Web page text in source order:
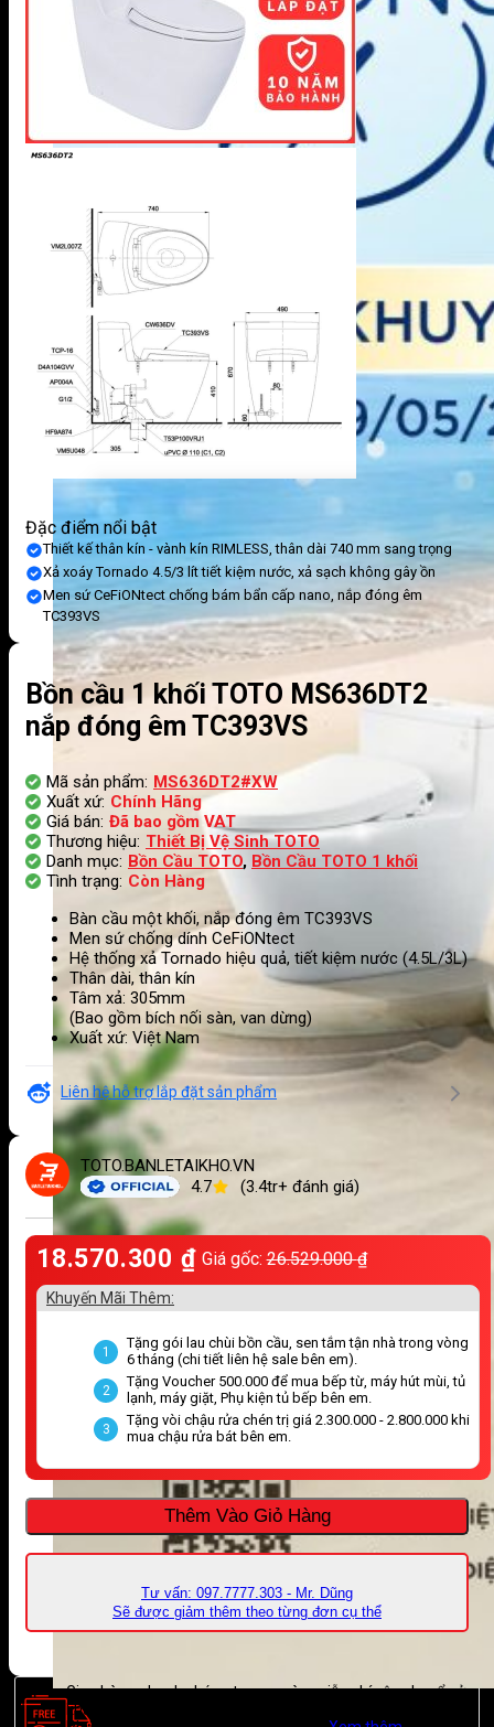
Đặc điểm nổi bật
Thiết kế thân kín - vành kín RIMLESS, thân dài 740 mm sang trọng
Xả xoáy Tornado 4.5/3 lít tiết kiệm nước, xả sạch không gây ồn
Men sứ CeFiONtect chống bám bẩn cấp nano, nắp đóng êm
TC393VS
Bồn cầu 1 khối TOTO MS636DT2
nắp đóng êm TC393VS
Mã sản phẩm: MS636DT2#XW
Xuất xứ: Chính Hãng
Giá bán: Đã bao gồm VAT
Thương hiệu: Thiết Bị Vệ Sinh TOTO
Danh mục: Bồn Cầu TOTO, Bồn Cầu TOTO 1 khối
Tình trạng: Còn Hàng
Bàn cầu một khối, nắp đóng êm TC393VS
Men sứ chống dính CeFiONtect
Hệ thống xả Tornado hiệu quả, tiết kiệm nước (4.5L/3L)
Thân dài, thân kín
Tâm xả: 305mm
(Bao gồm bích nối sàn, van dừng)
Xuất xứ: Việt Nam
Liên hệ hỗ trợ lắp đặt sản phẩm
TOTO.BANLETAIKHO.VN
4.7
(3.4tr+ đánh giá)
18.570.300 ₫ Giá gốc: 26.529.000₫
Khuyến Mãi Thêm:
1
Tặng gói lau chùi bồn cầu, sen tắm tận nhà trong vòng
6 tháng (chi tiết liên hệ sale bên em).
2
Tặng Voucher 500.000 để mua bếp từ, máy hút mùi, tủ
lạnh, máy giặt, Phụ kiện tủ bếp bên em.
3
Tặng vòi chậu rửa chén trị giá 2.300.000 - 2.800.000 khi
mua chậu rửa bát bên em.
Thêm Vào Giỏ Hàng
Tư vấn: 097.7777.303 - Mr. Dũng
Sẽ được giảm thêm theo từng đơn cụ thể
Giao hàng nhanh chóng trong ngày, miễn phí vận chuyển ở
khu vực nội thành TP. Hồ Chí Minh, Bình Dương, Bình